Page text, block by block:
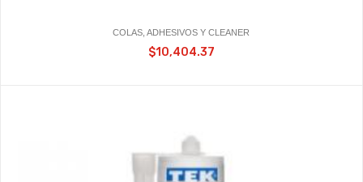
COLAS, ADHESIVOS Y CLEANER
$10,404.37